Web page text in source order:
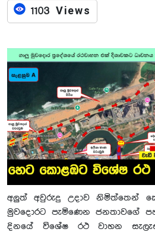
1103 Views
අලුත් අවුරුදු උදාව නිමිත්තෙන්
මුවදොරට පැමිණෙන ජනතාවගේ
දිනයේ විශේෂ රථ වාහන